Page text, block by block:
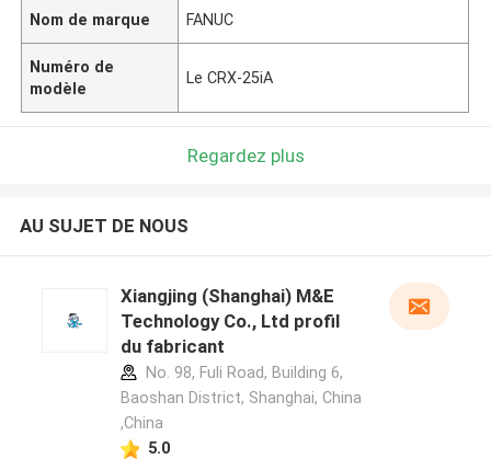
Nom de marque FANUC
Numéro de
modèle
Le CRX-25iA
Regardez plus
AU SUJET DE NOUS
Xiangjing (Shanghai) M&E
Technology Co., Ltd profil
du fabricant
No. 98, Fuli Road, Building 6,
Baoshan District, Shanghai, China
,China
5.0